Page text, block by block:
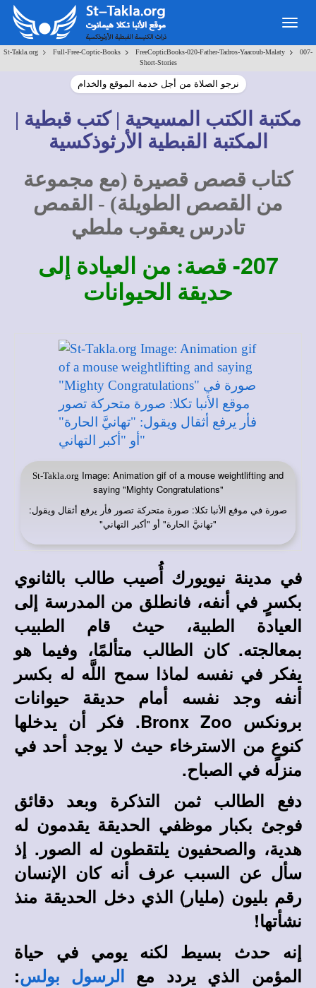
St-Takla.org > Full-Free-Coptic-Books > FreeCopticBooks-020-Father-Tadros-Yaacoub-Malaty >
007-
Short-Stories
نرجو الصلاة من أجل خدمة الموقع والخدام
مكتبة الكتب المسيحية | كتب قبطية |
المكتبة القبطية الأرثوذكسية
كتاب قصص قصيرة (مع مجموعة
من القصص الطويلة) - القمص
تادرس يعقوب ملطي
207- قصة: من العيادة إلى
حديقة الحيوانات
St-Takla.org Image: Animation gif of a mouse weightlifting and
saying "Mighty Congratulations"
صورة في موقع الأنبا تكلا: صورة متحركة تصور فأر يرفع أثقال ويقول:
"تهانيَّ الحارة" أو "أكبر التهاني"
في مدينة نيويورك أُصيب طالب بالثانوي
بكسرٍ في أنفه، فانطلق من المدرسة إلى
العيادة الطبية، حيث قام الطبيب
بمعالجته. كان الطالب متألمًا، وفيما هو
يفكر في نفسه لماذا سمح اللَّه له بكسر
أنفه وجد نفسه أمام حديقة حيوانات
برونكس Bronx Zoo. فكر أن يدخلها
كنوعٍ من الاسترخاء حيث لا يوجد أحد في
منزله في الصباح.
دفع الطالب ثمن التذكرة وبعد دقائق
فوجئ بكبار موظفي الحديقة يقدمون له
هدية، والصحفيون يلتقطون له الصور. إذ
سأل عن السبب عرف أنه كان الإنسان
رقم بليون (مليار) الذي دخل الحديقة منذ
نشأتها!
إنه حدث بسيط لكنه يومي في حياة
المؤمن الذي يردد مع
الرسول بولس: